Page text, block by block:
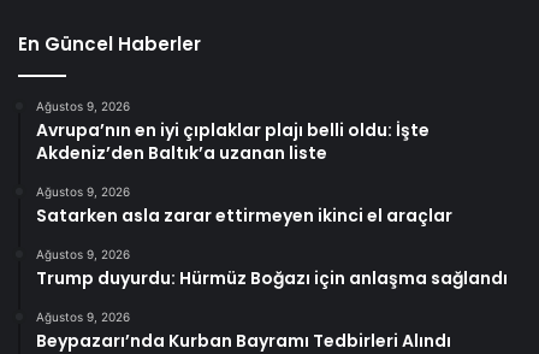
En Güncel Haberler
Ağustos 9, 2026
Avrupa’nın en iyi çıplaklar plajı belli oldu: İşte
Akdeniz’den Baltık’a uzanan liste
Ağustos 9, 2026
Satarken asla zarar ettirmeyen ikinci el araçlar
Ağustos 9, 2026
Trump duyurdu: Hürmüz Boğazı için anlaşma sağlandı
Ağustos 9, 2026
Beypazarı’nda Kurban Bayramı Tedbirleri Alındı